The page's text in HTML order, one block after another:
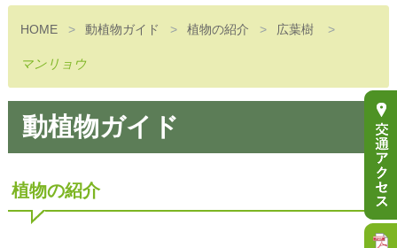
HOME 動植物ガイド 植物の紹介 広葉樹
マンリョウ
動植物ガイド
植物の紹介